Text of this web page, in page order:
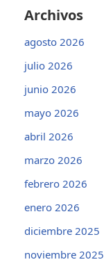
Archivos
agosto 2026
julio 2026
junio 2026
mayo 2026
abril 2026
marzo 2026
febrero 2026
enero 2026
diciembre 2025
noviembre 2025